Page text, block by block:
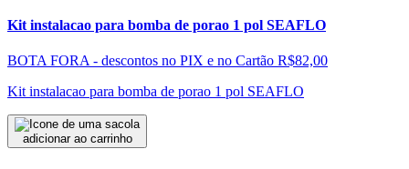
Kit instalacao para bomba de porao 1 pol SEAFLO
BOTA FORA - descontos no PIX e no Cartão R$82,00
Kit instalacao para bomba de porao 1 pol SEAFLO
adicionar ao carrinho